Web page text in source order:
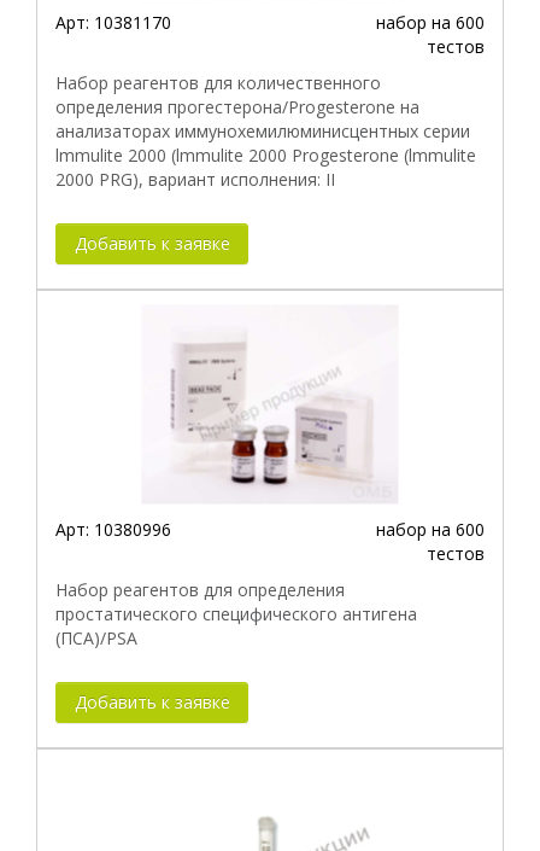
Арт: 10381170
набор на 600
тестов
Набор реагентов для количественного
определения прогестерона/Progesterone на
анализаторах иммунохемилюминисцентных серии
lmmulite 2000 (lmmulite 2000 Progesterone (lmmulite
2000 PRG), вариант исполнения: II
Добавить к заявке
Арт: 10380996
набор на 600
тестов
Набор реагентов для определения
простатического специфического антигена
(ПСА)/PSA
Добавить к заявке